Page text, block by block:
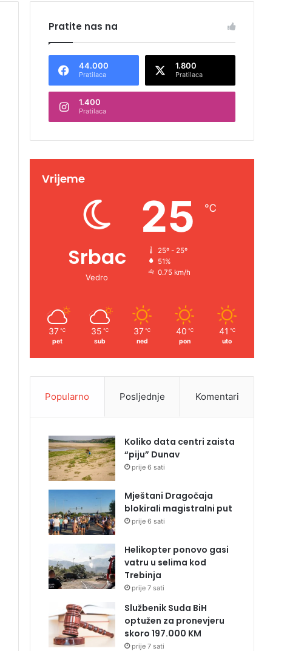
Pratite nas na
44.000
Pratilaca
1.800
Pratilaca
1.400
Pratilaca
Vrijeme
Srbac
Vedro
25 ℃
25º - 25º
51%
0.75 km/h
37 ℃
pet
35 ℃
sub
37 ℃
ned
40 ℃
pon
41 ℃
uto
Popularno Posljednje Komentari
Koliko data centri zaista
“piju” Dunav
prije 6 sati
Mještani Dragočaja
blokirali magistralni put
prije 6 sati
Helikopter ponovo gasi
vatru u selima kod
Trebinja
prije 7 sati
Službenik Suda BiH
optužen za pronevjeru
skoro 197.000 KM
prije 7 sati